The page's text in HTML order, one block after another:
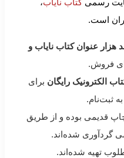
رسمیکتاب نایاب،
است.
هزار عنوان کتاب نایاب و
فروش.
الکترونیک رایگان برای
ثبت‌نام.
قدیمی بوده و از طریق
گردآوری شده‌اند.
تهیه شده‌اند.